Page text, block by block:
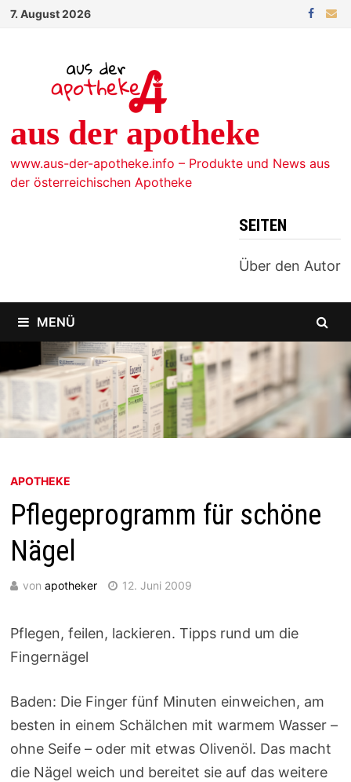
Zum
7. August 2026
aus der apotheke
www.aus-der-apotheke.info – Produkte und News aus
der österreichischen Apotheke
SEITEN
Über den Autor
MENÜ
APOTHEKE
Pflegeprogramm für schöne
Nägel
von apotheker 12. Juni 2009
Pflegen, feilen, lackieren. Tipps rund um die
Fingernägel
Baden: Die Finger fünf Minuten einweichen, am
besten in einem Schälchen mit warmem Wasser –
ohne Seife – oder mit etwas Olivenöl. Das macht
die Nägel weich und bereitet sie auf das weitere